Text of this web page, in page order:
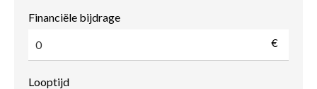
Financiële bijdrage
€
Looptijd